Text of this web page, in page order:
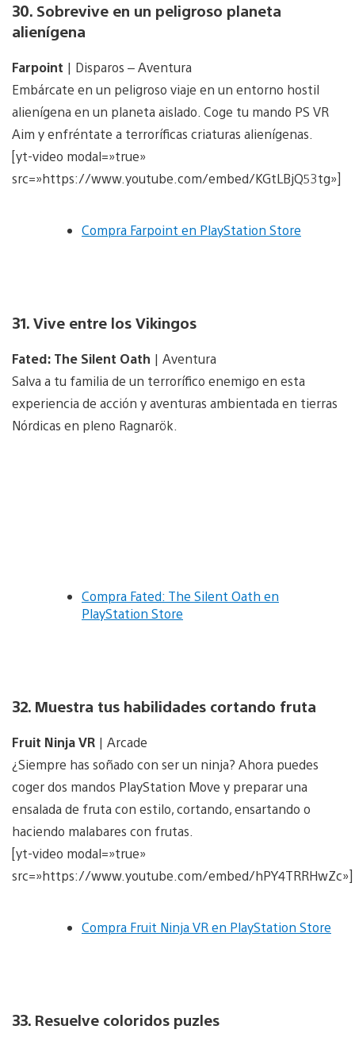
30. Sobrevive en un peligroso planeta
alienígena
Farpoint | Disparos – Aventura
Embárcate en un peligroso viaje en un entorno hostil
alienígena en un planeta aislado. Coge tu mando PS VR
Aim y enfréntate a terroríficas criaturas alienígenas.
[yt-video modal=»true»
src=»https://www.youtube.com/embed/KGtLBjQ53tg»]
Compra Farpoint en PlayStation Store
31. Vive entre los Vikingos
Fated: The Silent Oath | Aventura
Salva a tu familia de un terrorífico enemigo en esta
experiencia de acción y aventuras ambientada en tierras
Nórdicas en pleno Ragnarök.
Compra Fated: The Silent Oath en
PlayStation Store
32. Muestra tus habilidades cortando fruta
Fruit Ninja VR | Arcade
¿Siempre has soñado con ser un ninja? Ahora puedes
coger dos mandos PlayStation Move y preparar una
ensalada de fruta con estilo, cortando, ensartando o
haciendo malabares con frutas.
[yt-video modal=»true»
src=»https://www.youtube.com/embed/hPY4TRRHwZc»]
Compra Fruit Ninja VR en PlayStation Store
33. Resuelve coloridos puzles